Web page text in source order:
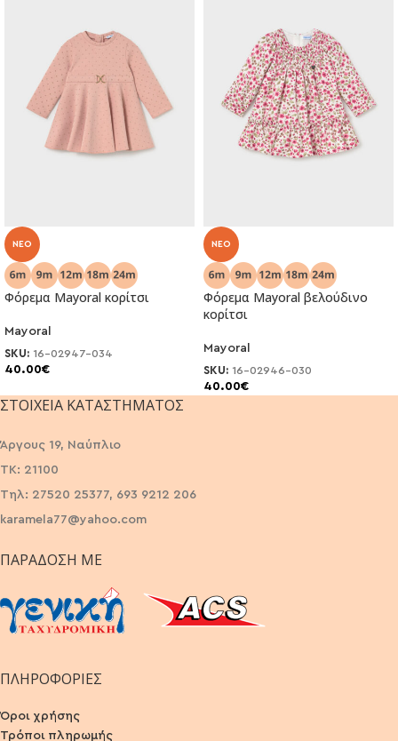
NEO
Φόρεμα Mayoral κορίτσι
Mayoral
SKU: 16-02947-034
40.00€
NEO
Φόρεμα Mayoral βελούδινο
κορίτσι
Mayoral
SKU: 16-02946-030
40.00€
ΣΤΟΙΧΕΊΑ ΚΑΤΑΣΤΉΜΑΤΟΣ
Άργους 19, Ναύπλιο
ΤΚ: 21100
Τηλ: 27520 25377, 693 9212 206
karamela77@yahoo.com
ΠΑΡΆΔΟΣΗ ΜΕ
ΠΛΗΡΟΦΟΡΙΕΣ
Όροι χρήσης
Τρόποι πληρωμής